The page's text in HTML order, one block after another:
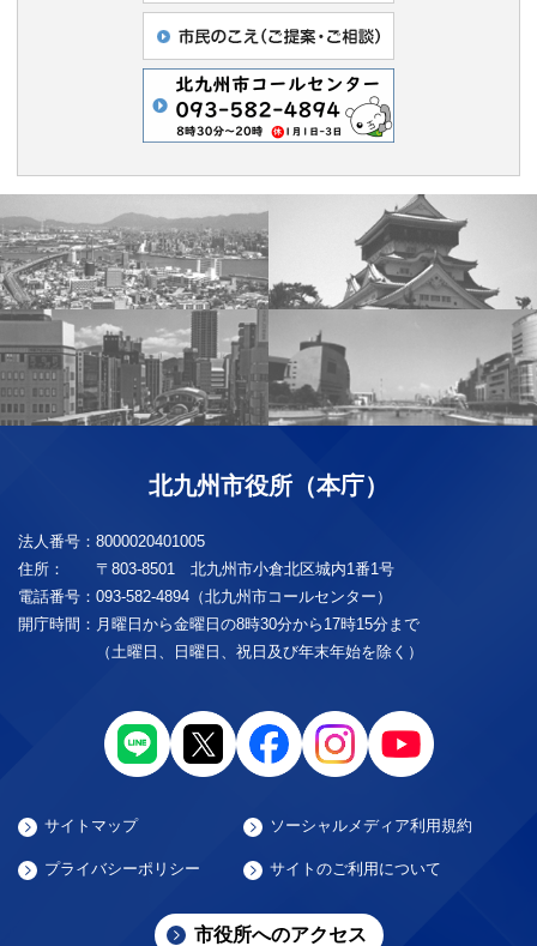
北九州市役所（本庁）
法人番号： 8000020401005
住所：
〒803-8501 北九州市小倉北区城内1番1号
電話番号： 093-582-4894（北九州市コールセンター）
開庁時間： 月曜日から金曜日の8時30分から17時15分まで
（土曜日、日曜日、祝日及び年末年始を除く）
サイトマップ ソーシャルメディア利用規約
プライバシーポリシー サイトのご利用について
市役所へのアクセス